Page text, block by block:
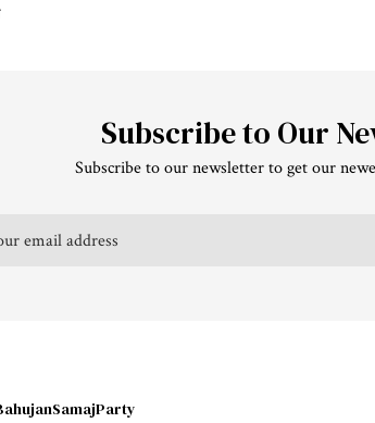
Subscribe to Our
Subscribe to our newsletter to get our